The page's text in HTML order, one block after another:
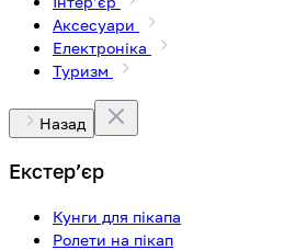
Аксесуари
Електроніка
Туризм
Назад
Екстерʼєр
Кунги для пікапа
Ролети на пікап